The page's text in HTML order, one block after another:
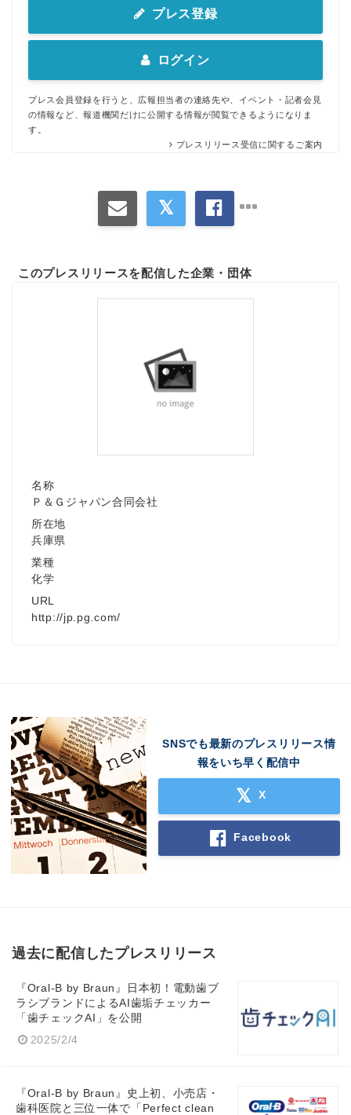
プレス登録
ログイン
プレス会員登録を行うと、広報担当者の連絡先や、イベント・記者会見
の情報など、報道機関だけに公開する情報が閲覧できるようになりま
す。
プレスリリース受信に関するご案内
このプレスリリースを配信した企業・団体
名称
Ｐ＆Ｇジャパン合同会社
所在地
兵庫県
業種
化学
URL
http://jp.pg.com/
SNSでも最新のプレスリリース情
報をいち早く配信中
X
Facebook
過去に配信したプレスリリース
『Oral-B by Braun』日本初！電動歯ブ
ラシブランドによるAI歯垢チェッカー
「歯チェックAI」を公開
2025/2/4
『Oral-B by Braun』史上初、小売店・
歯科医院と三位一体で「Perfect clean